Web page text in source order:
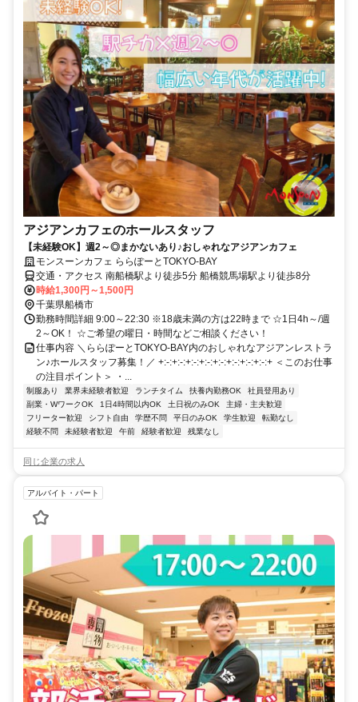
アジアンカフェのホールスタッフ
【未経験OK】週2～◎まかないあり♪おしゃれなアジアンカフェ
モンスーンカフェ ららぽーとTOKYO-BAY
交通・アクセス 南船橋駅より徒歩5分 船橋競馬場駅より徒歩8分
時給1,300円～1,500円
千葉県船橋市
勤務時間詳細 9:00～22:30 ※18歳未満の方は22時まで ☆1日4h～/週
2～OK！ ☆ご希望の曜日・時間などご相談ください！
仕事内容 ＼ららぽーとTOKYO-BAY内のおしゃれなアジアンレストラ
ン♪ホールスタッフ募集！／ +:-:+:-:+:-:+:-:+:-:+:-:+:-:+:-:+ ＜このお仕事
の注目ポイント＞ ・...
制服あり 業界未経験者歓迎 ランチタイム 扶養内勤務OK
社員登用あり
副業・WワークOK
1日4時間以内OK 土日祝のみOK
主婦・主夫歓迎
フリーター歓迎
シフト自由 学歴不問 平日のみOK 学生歓迎
転勤なし
経験不問
未経験者歓迎 午前 経験者歓迎 残業なし
同じ企業の求人
アルバイト・パート